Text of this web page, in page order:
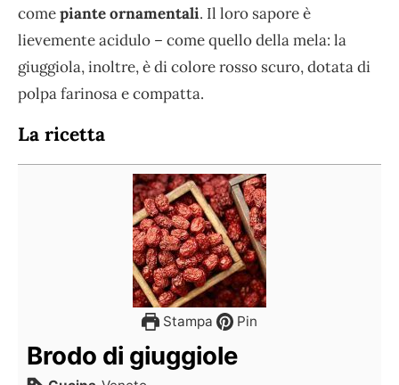
comepiante ornamentali. Il loro sapore è
lievemente acidulo – come quello della mela: la
giuggiola, inoltre, è di colore rosso scuro, dotata di
polpa farinosa e compatta.
La ricetta
Stampa Pin
Brodo di giuggiole